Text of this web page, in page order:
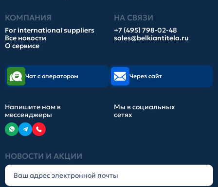
КОМПАНИЯ
For international suppliers
Все новости
О сервисе
НА СВЯЗИ
+7 (495) 798-02-48
sales@belkiantitela.ru
НОВОСТИ И АКЦИИ
Чат с оператором Через сайт
Напишите нам в
мессенджеры
Мы в социальных
сетях